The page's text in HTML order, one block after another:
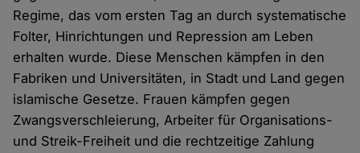
Regime, das vom ersten Tag an durch systematische
Folter, Hinrichtungen und Repression am Leben
erhalten wurde. Diese Menschen kämpfen in den
Fabriken und Universitäten, in Stadt und Land gegen
islamische Gesetze. Frauen kämpfen gegen
Zwangsverschleierung, Arbeiter für Organisations-
und Streik-Freiheit und die rechtzeitige Zahlung